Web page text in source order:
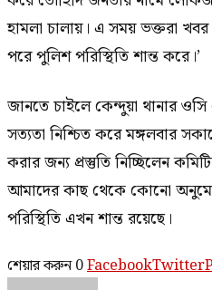
হামলা চালায়। এ সময় ভক্তরা
পরে পুলিশ পরিস্থিতি শান্ত করে।’
জানতে চাইলে কেন্দুয়া থানার
সত্যতা নিশ্চিত করে মঙ্গলবার
করার জন্য প্রস্তুতি নিচ্ছিলেন
আমাদের কাছ থেকে কোনো
পরিস্থিতি এখন শান্ত রয়েছে।
শেয়ার করুন 0FacebookTwitter